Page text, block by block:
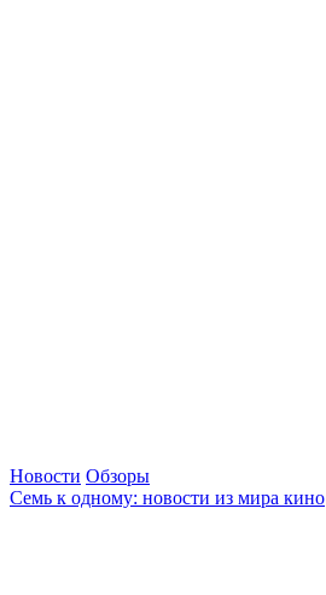
Новости Обзоры
Семь к одному: новости из мира кино